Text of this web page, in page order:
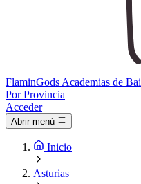
FlaminGods Academias de
Por Provincia
Acceder
Abrir menú
Inicio
Asturias